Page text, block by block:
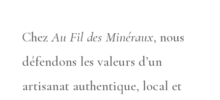
ChezAu Fil des Minéraux, nous
défendons les valeurs d’un
artisanat authentique, local et